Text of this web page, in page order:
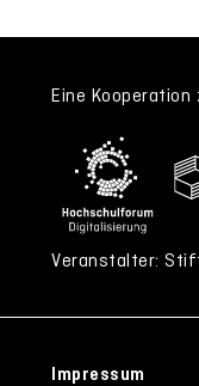
Eine Kooperation
Veranstalter:
Impressum